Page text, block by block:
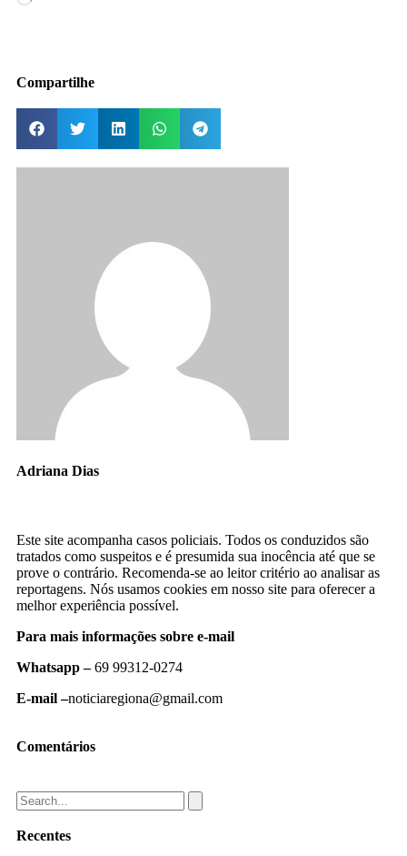
Compartilhe
Adriana Dias
Este site acompanha casos policiais. Todos os conduzidos são
tratados como suspeitos e é presumida sua inocência até que se
prove o contrário. Recomenda-se ao leitor critério ao analisar as
reportagens. Nós usamos cookies em nosso site para oferecer a
melhor experiência possível.
Para mais informações sobre e-mail
Whatsapp –69 99312-0274
E-mail –noticiaregiona@gmail.com
Comentários
Recentes